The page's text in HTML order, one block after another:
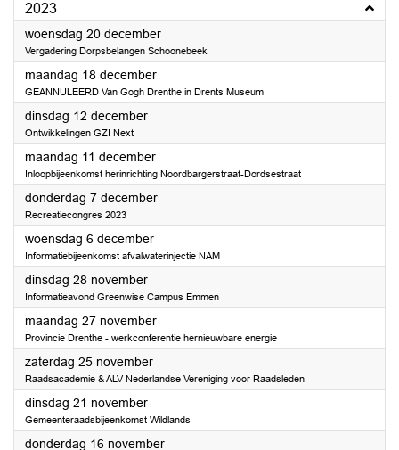
2023
woensdag 20 december2023
Vergadering Dorpsbelangen Schoonebeek
maandag 18 december2023
GEANNULEERD Van Gogh Drenthe in Drents Museum
dinsdag 12 december2023
Ontwikkelingen GZI Next
maandag 11 december2023
Inloopbijeenkomst herinrichting Noordbargerstraat-Dordsestraat
donderdag 7 december2023
Recreatiecongres 2023
woensdag 6 december2023
Informatiebijeenkomst afvalwaterinjectie NAM
dinsdag 28 november2023
Informatieavond Greenwise Campus Emmen
maandag 27 november2023
Provincie Drenthe - werkconferentie hernieuwbare energie
zaterdag 25 november2023
Raadsacademie & ALV Nederlandse Vereniging voor Raadsleden
dinsdag 21 november2023
Gemeenteraadsbijeenkomst Wildlands
donderdag 16 november2023